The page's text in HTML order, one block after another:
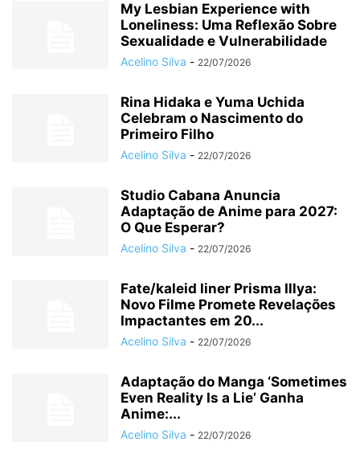
My Lesbian Experience with
Loneliness: Uma Reflexão Sobre
Sexualidade e Vulnerabilidade
Acelino Silva - 22/07/2026
Rina Hidaka e Yuma Uchida
Celebram o Nascimento do
Primeiro Filho
Acelino Silva - 22/07/2026
Studio Cabana Anuncia
Adaptação de Anime para 2027:
O Que Esperar?
Acelino Silva - 22/07/2026
Fate/kaleid liner Prisma Illya:
Novo Filme Promete Revelações
Impactantes em 20...
Acelino Silva - 22/07/2026
Adaptação do Manga ‘Sometimes
Even Reality Is a Lie’ Ganha
Anime:...
Acelino Silva - 22/07/2026